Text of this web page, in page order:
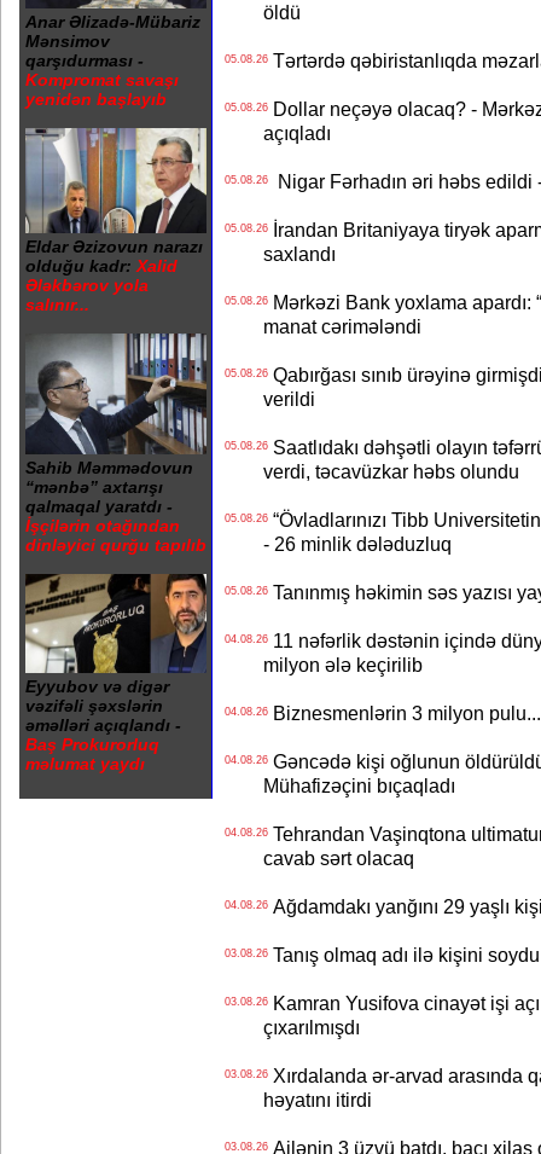
Anar Əlizadə-Mübariz
Mənsimov
qarşıdurması -
Kompromat savaşı
yenidən başlayıb
Eldar Əzizovun narazı
olduğu kadr: Xalid
Ələkbərov yola
salınır...
Sahib Məmmədovun
“mənbə” axtarışı
qalmaqal yaratdı -
İşçilərin otağından
dinləyici qurğu tapılıb
Eyyubov və digər
vəzifəli şəxslərin
əməlləri açıqlandı -
Baş Prokurorluq
məlumat yaydı
öldü
05.08.26Tərtərdə qəbiristanlıqda
05.08.26Dollar neçəyə olacaq? -
açıqladı
05.08.26Nigar Fərhadın əri həbs edildi
05.08.26İrandan Britaniyaya tiryək
saxlandı
05.08.26Mərkəzi Bank yoxlama apardı:
manat cərimələndi
05.08.26Qabırğası sınıb ürəyinə
verildi
05.08.26Saatlıdakı dəhşətli olayın
verdi, təcavüzkar həbs olundu
05.08.26“Övladlarınızı Tibb
- 26 minlik dələduzluq
05.08.26Tanınmış həkimin səs yazısı
04.08.2611 nəfərlik dəstənin içində
milyon ələ keçirilib
04.08.26Biznesmenlərin 3 milyon
04.08.26Gəncədə kişi oğlunun
Mühafizəçini bıçaqladı
04.08.26Tehrandan Vaşinqtona
cavab sərt olacaq
04.08.26Ağdamdakı yanğını 29 yaşlı
03.08.26Tanış olmaq adı ilə kişini
03.08.26Kamran Yusifova cinayət işi
çıxarılmışdı
03.08.26Xırdalanda ər-arvad arasında
həyatını itirdi
03.08.26Ailənin 3 üzvü batdı, bacı xilas